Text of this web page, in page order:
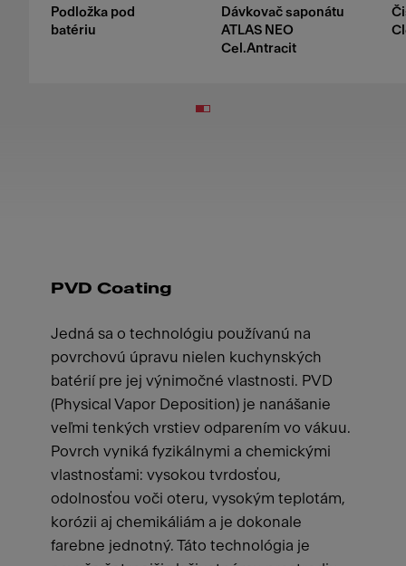
Podložka pod
batériu
Dávkovač saponátu
ATLAS NEO
Cel.Antracit
PVD Coating
Jedná sa o technológiu používanú na
povrchovú úpravu nielen kuchynských
batérií pre jej výnimočné vlastnosti. PVD
(Physical Vapor Deposition) je nanášanie
veľmi tenkých vrstiev odparením vo vákuu.
Povrch vyniká fyzikálnymi a chemickými
vlastnosťami: vysokou tvrdosťou,
odolnosťou voči oteru, vysokým teplotám,
korózii aj chemikáliám a je dokonale
farebne jednotný. Táto technológia je